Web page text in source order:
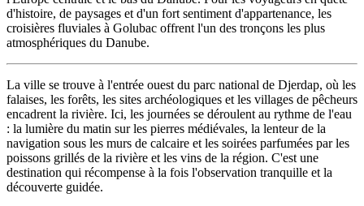
d'histoire, de paysages et d'un fort sentiment d'appartenance, les
croisières fluviales à Golubac offrent l'un des tronçons les plus
atmosphériques du Danube.
La ville se trouve à l'entrée ouest du parc national de Djerdap, où les
falaises, les forêts, les sites archéologiques et les villages de pêcheurs
encadrent la rivière. Ici, les journées se déroulent au rythme de l'eau
: la lumière du matin sur les pierres médiévales, la lenteur de la
navigation sous les murs de calcaire et les soirées parfumées par les
poissons grillés de la rivière et les vins de la région. C'est une
destination qui récompense à la fois l'observation tranquille et la
découverte guidée.